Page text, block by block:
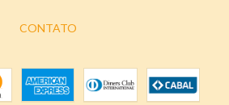
CONTATO